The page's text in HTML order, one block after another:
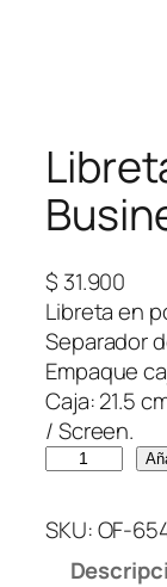
$ 31.900
Libreta en
Separador
Empaque
Caja: 21.5
/ Screen.
b
r
SKU:OF-